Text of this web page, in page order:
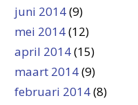
juni 2014(9)
mei 2014(12)
april 2014(15)
maart 2014(9)
februari 2014(8)